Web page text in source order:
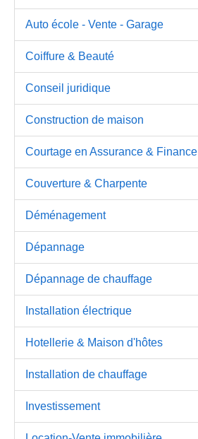
Auto école - Vente - Garage
Coiffure & Beauté
Conseil juridique
Construction de maison
Courtage en Assurance & Finance
Couverture & Charpente
Déménagement
Dépannage
Dépannage de chauffage
Installation électrique
Hotellerie & Maison d'hôtes
Installation de chauffage
Investissement